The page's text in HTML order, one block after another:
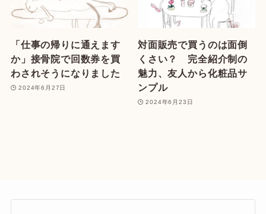
「仕事の帰りに通えます
か」接骨院で回数券を買
わされそうになりました
2024年6月27日
対面販売で買うのは面倒
くさい？ 完全紹介制の
魅力、友人から化粧品サ
ンプル
2024年6月23日